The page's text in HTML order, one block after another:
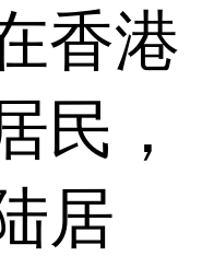
香港
民，
居